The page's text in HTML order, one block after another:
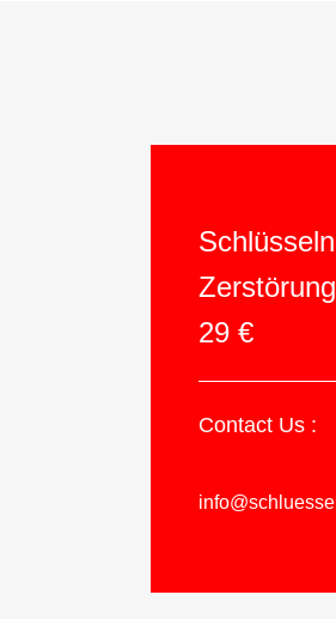
29 €
Contact Us :